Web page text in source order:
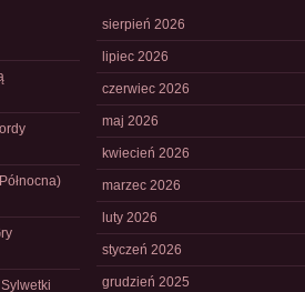
sierpień 2026
lipiec 2026
czerwiec 2026
maj 2026
kwiecień 2026
marzec 2026
luty 2026
styczeń 2026
grudzień 2025